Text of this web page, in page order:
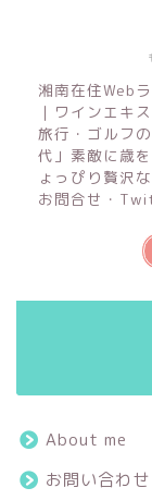
湘南在住Web
｜ワインエキ
旅行・ゴルフ
代」素敵に歳
ょっぴり贅沢
お問合せ・
About me
お問い合わせ